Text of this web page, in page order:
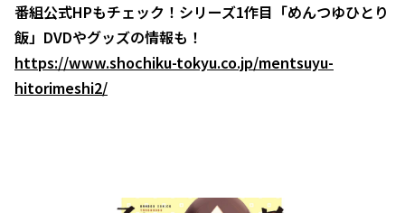
番組公式HPもチェック！シリーズ1作目「めんつゆひとり
飯」DVDやグッズの情報も！
https://www.shochiku-tokyu.co.jp/mentsuyu-
hitorimeshi2/